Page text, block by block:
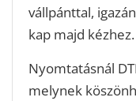
vállpánttal,
kap majd kézhez.
Nyomtatásnál
melynek